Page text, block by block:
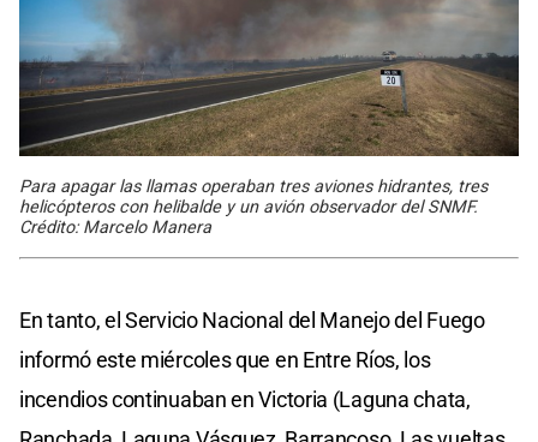
Para apagar las llamas operaban tres aviones hidrantes, tres
helicópteros con helibalde y un avión observador del SNMF.
Crédito: Marcelo Manera
En tanto, el Servicio Nacional del Manejo del Fuego
informó este miércoles que en Entre Ríos, los
incendios continuaban en Victoria (Laguna chata,